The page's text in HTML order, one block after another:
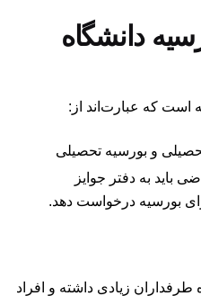
دانشگاه
است که عبارت‌اند از:
و بورسیه تحصیلی
باید به دفتر جوایز
بورسیه درخواست دهد.
طرفداران زیادی داشته و افراد